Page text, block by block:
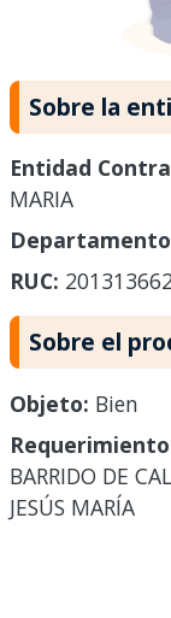
Sobre la
Entidad
MARIA
RUC:
Sobre el
Objeto: Bien
BARRIDO DE
JESÚS MARÍA